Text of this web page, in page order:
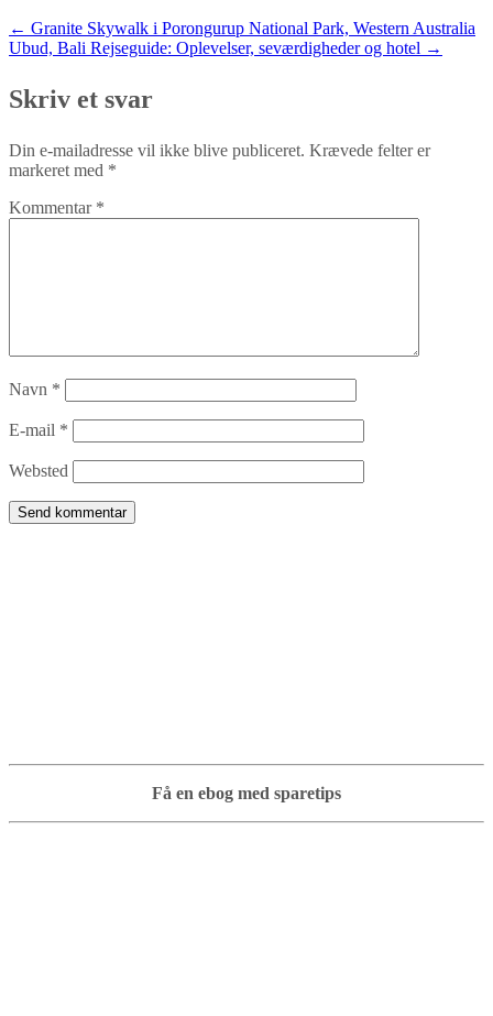
Post
← Granite Skywalk i Porongurup National Park, Western Australia
Ubud, Bali Rejseguide: Oplevelser, seværdigheder og hotel →
Skriv et svar
Din e-mailadresse vil ikke blive publiceret. Krævede felter er
markeret med *
Kommentar *
Navn *
E-mail *
Websted
Få en ebog med sparetips